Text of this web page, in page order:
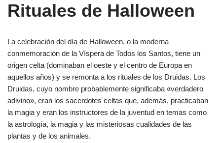
Rituales de Halloween
La celebración del día de Halloween, o la moderna
conmemoración de la Víspera de Todos los Santos, tiene un
origen celta (dominaban el oeste y el centro de Europa en
aquellos años) y se remonta a los rituales de los Druidas. Los
Druidas, cuyo nombre probablemente significaba «verdadero
adivino», eran los sacerdotes celtas que, además, practicaban
la magia y eran los instructores de la juventud en temas como
la astrología, la magia y las misteriosas cualidades de las
plantas y de los animales.